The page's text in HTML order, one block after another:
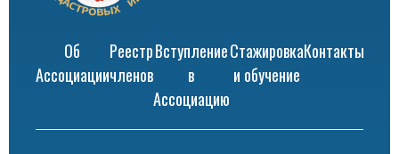
Об
Ассоциации
Реестр
членов
Вступление
в
Ассоциацию
Стажировка
и обучение
Контакты